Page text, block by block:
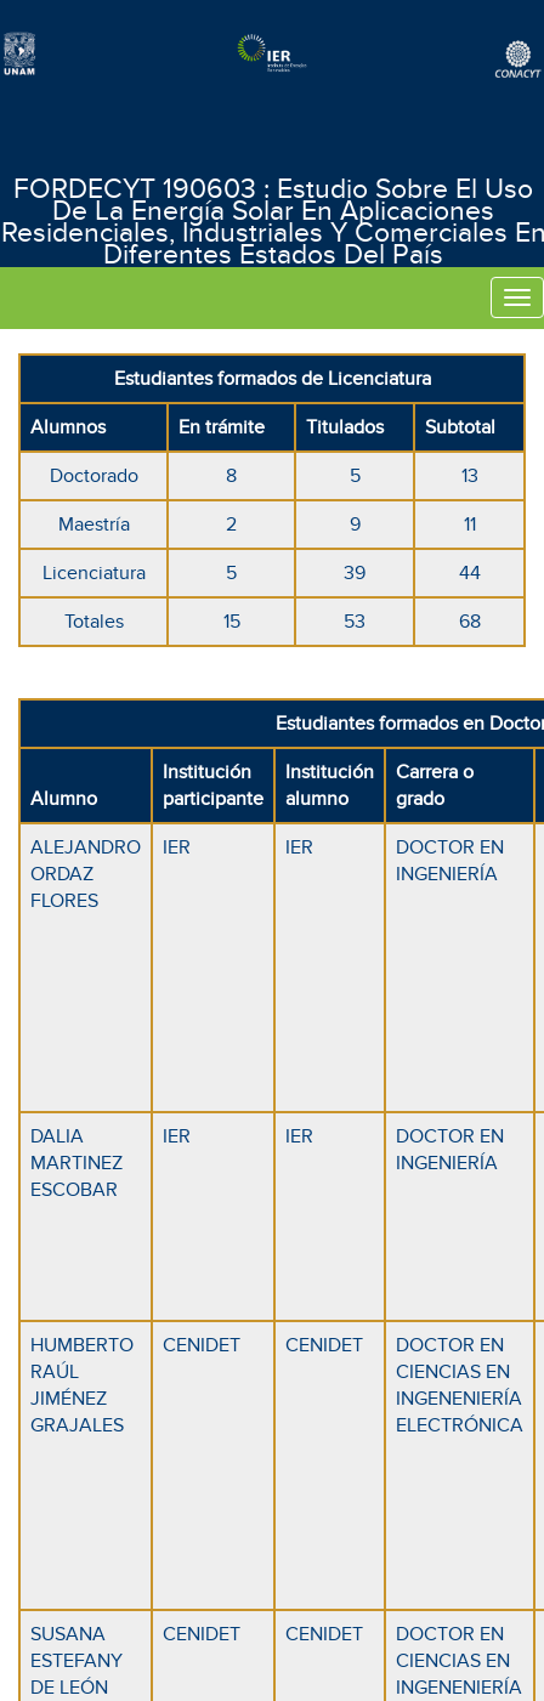
FORDECYT 190603 : Estudio Sobre El Uso
De La Energía Solar En Aplicaciones
Residenciales, Industriales Y Comerciales
Diferentes Estados Del País
Estudiantes formados de Licenciatura
Alumnos
En trámite Titulados
Subtotal
Doctorado
8 5
13
Maestría
2 9
11
Licenciatura
5 39
44
Totales
15 53 68
Estudiantes formados en
Alumno
Institución
participante
Institución
alumno
Carrera o
grado
ALEJANDRO
ORDAZ
FLORES
IER IER
DOCTOR EN
INGENIERÍA
DALIA
MARTINEZ
ESCOBAR
IER IER
DOCTOR EN
INGENIERÍA
HUMBERTO
RAÚL
JIMÉNEZ
GRAJALES
CENIDET CENIDET
DOCTOR EN
CIENCIAS EN
INGENENIERÍA
ELECTRÓNICA
SUSANA
ESTEFANY
DE LEÓN
CENIDET CENIDET
DOCTOR EN
CIENCIAS EN
INGENENIERÍA